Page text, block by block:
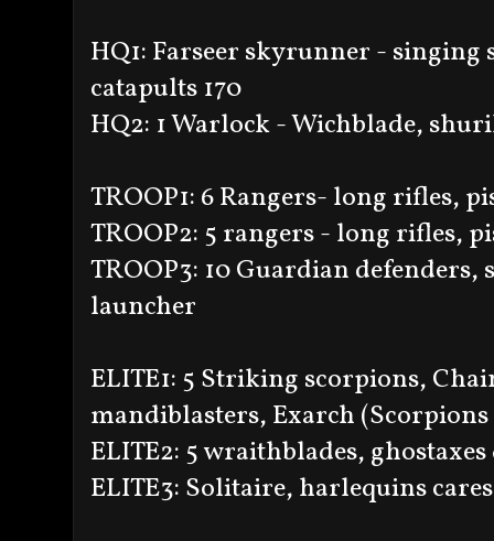
HQ1: Farseer skyrunner -
catapults 170
HQ2: 1 Warlock -
TROOP1: 6 Rangers- long
TROOP2: 5 rangers - long
TROOP3: 10 Guardian
launcher
ELITE1: 5 Striking scorpions,
mandiblasters, Exarch (Scorpions
ELITE2: 5 wraithblades,
ELITE3: Solitaire, harlequins